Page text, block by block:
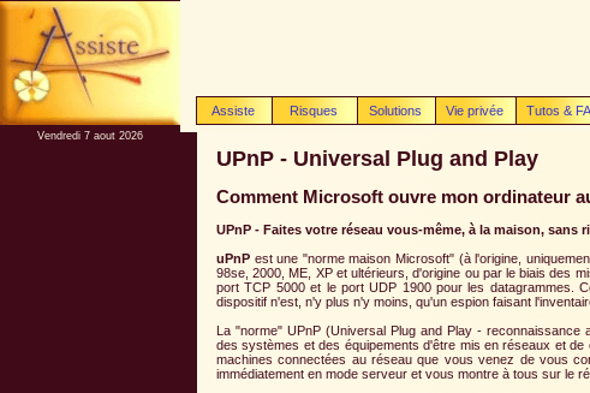
Assiste Risques Solutions Vie privée Tutos &
Vendredi 7 aout 2026
UPnP - Universal Plug and Play
Comment Microsoft ouvre mon ordinateur
UPnP - Faites votre réseau vous-même, à la maison, sans
uPnP est une "norme maison Microsoft" (à l'origine,
98se, 2000, ME, XP et ultérieurs, d'origine ou par le biais des
port TCP 5000 et le port UDP 1900 pour les datagrammes.
dispositif n'est, n'y plus n'y moins, qu'un espion faisant
La "norme" UPnP (Universal Plug and Play -
des systèmes et des équipements d'être mis en réseaux et
machines connectées au réseau que vous venez de vous
immédiatement en mode serveur et vous montre à tous sur le